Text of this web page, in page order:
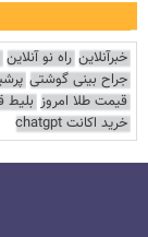
خبرآنلاین راه نو آنلاین
جراح بینی گوشتی
قیمت طلا امروز بلیط
خرید اکانت chatgpt